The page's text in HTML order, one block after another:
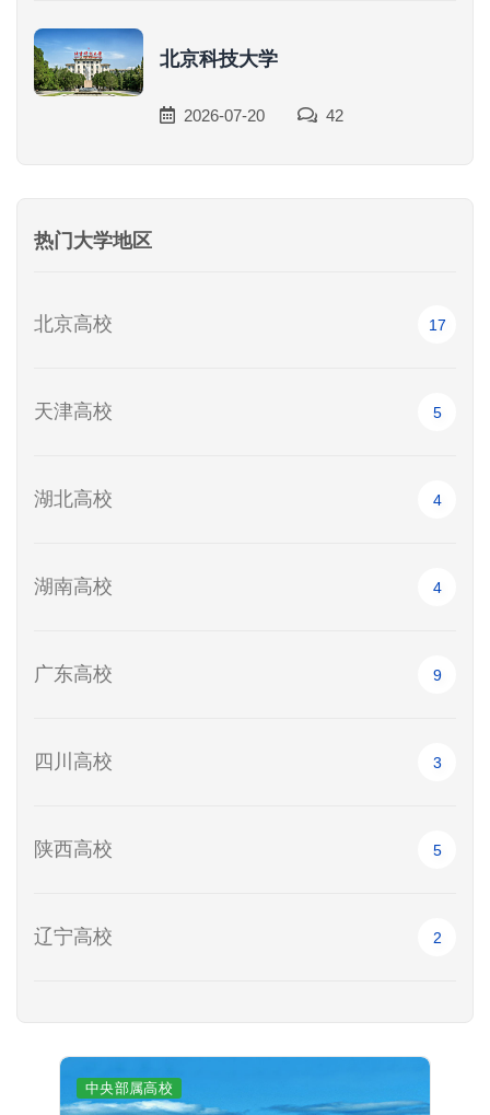
北京科技大学
2026-07-20 42
热门大学地区
北京高校 17
天津高校 5
湖北高校 4
湖南高校 4
广东高校 9
四川高校 3
陕西高校 5
辽宁高校 2
中央部属高校